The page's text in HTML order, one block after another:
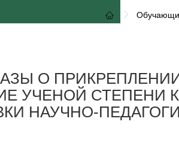
О
УЧЕНОЙ СТЕПЕНИ
НАУЧНО-